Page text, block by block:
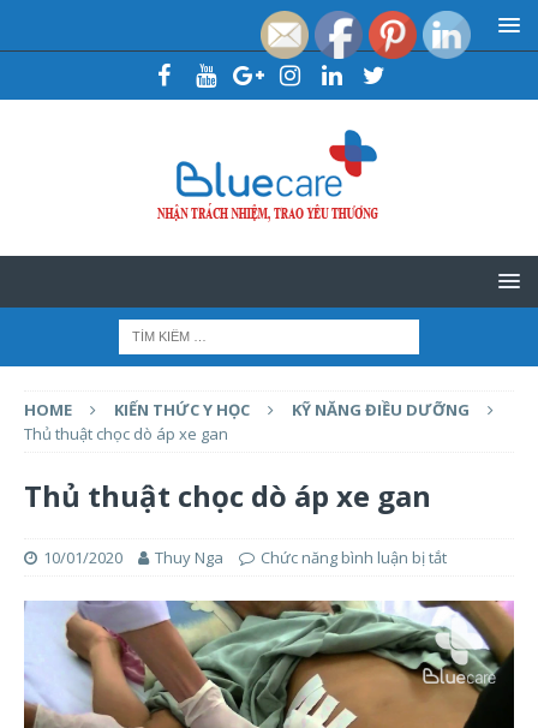
HOME KIẾN THỨC Y HỌC
KỸ NĂNG ĐIỀU DƯỠNG
Thủ thuật chọc dò áp xe gan
Thủ thuật chọc dò áp xe gan
10/01/2020 Thuy Nga Chức năng bình luận bị tắt